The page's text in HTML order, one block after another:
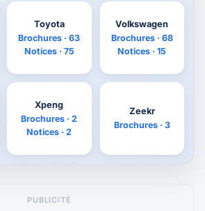
Toyota
Brochures · 63
Notices · 75
Volkswagen
Brochures · 68
Notices · 15
Xpeng
Brochures · 2
Notices · 2
Zeekr
Brochures · 3
PUBLICITÉ